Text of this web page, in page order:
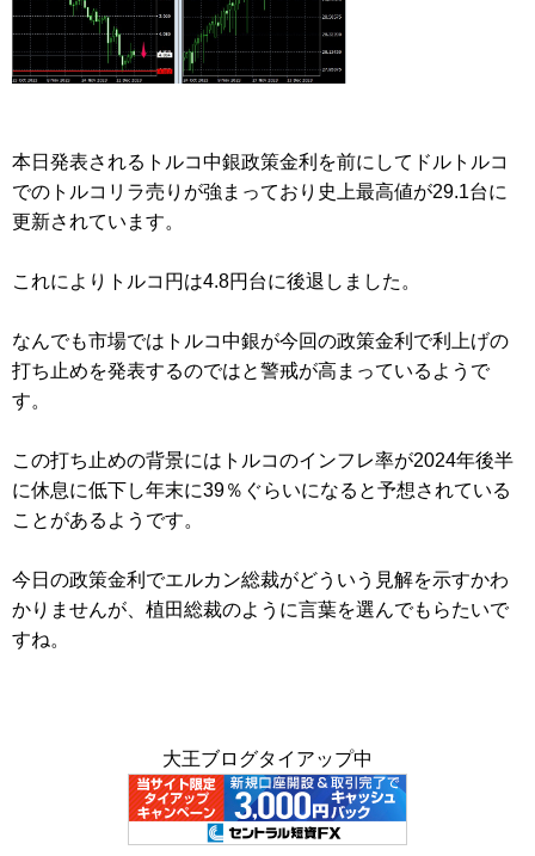
本日発表されるトルコ中銀政策金利を前にしてドルトルコ
でのトルコリラ売りが強まっており史上最高値が29.1台に
更新されています。
これによりトルコ円は4.8円台に後退しました。
なんでも市場ではトルコ中銀が今回の政策金利で利上げの
打ち止めを発表するのではと警戒が高まっているようで
す。
この打ち止めの背景にはトルコのインフレ率が2024年後半
に休息に低下し年末に39％ぐらいになると予想されている
ことがあるようです。
今日の政策金利でエルカン総裁がどういう見解を示すかわ
かりませんが、植田総裁のように言葉を選んでもらたいで
すね。
大王ブログタイアップ中